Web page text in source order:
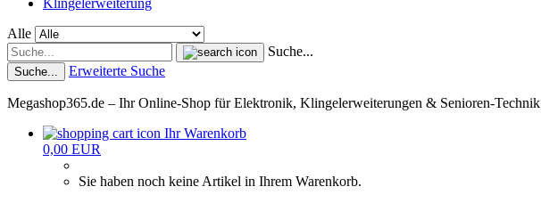
Klingelerweiterung
Alle
Suche...
Suche... Erweiterte Suche
Megashop365.de – Ihr Online-Shop für Elektronik, Klingelerweiterungen & Senioren-Technik
Ihr Warenkorb
0,00 EUR
Sie haben noch keine Artikel in Ihrem Warenkorb.